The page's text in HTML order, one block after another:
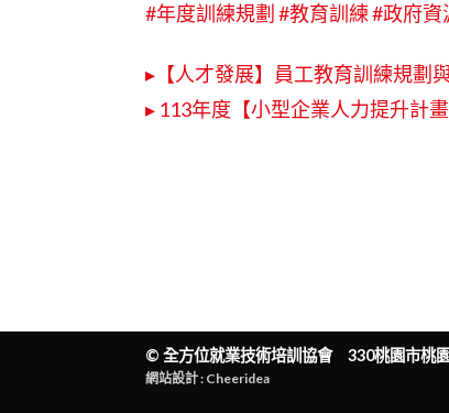
#年度訓練規劃 #教育訓練#政府資
▸【人才發展】員工教育訓練規劃
▸ 113年度【小型企業人力提升計畫
© 全方位就業技術培訓協會330桃園市桃
網站設計 : Cheeridea